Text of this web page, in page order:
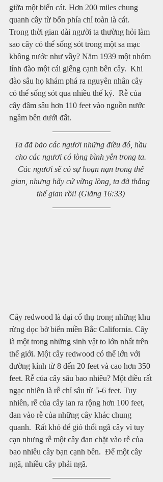
giữa một biển cát. Hơn 200 miles chung
quanh cây từ bốn phía chỉ toàn là cát.
Trong thời gian dài người ta thường hỏi làm
sao cây có thể sống sót trong một sa mạc
không nước như vầy? Năm 1939 một nhóm
lính đào một cái giếng cạnh bên cây.  Khi
đào sâu họ khám phá ra nguyên nhân cây
có thể sống sót qua nhiều thế kỷ.  Rễ của
cây đâm sâu hơn 110 feet vào nguồn nước
ngầm bên dưới đất.
Ta đã bảo các ngươi những điều đó, hầu
cho các ngươi có lòng bình yên trong ta.
Các ngươi sẽ có sự hoạn nạn trong thế
gian, nhưng hãy cứ vững lòng, ta đã thắng
thế gian rồi! (Giăng 16:33)
Cây redwood là đại cổ thụ trong những khu
rừng dọc bờ biển miền Bắc California. Cây
là một trong những sinh vật to lớn nhất trên
thế giới. Một cây redwood có thể lớn với
đường kính từ 8 đến 20 feet và cao hơn 350
feet. Rễ của cây sâu bao nhiêu? Một điều rất
ngạc nhiên là rễ chỉ sâu từ 5-6 feet. Tuy
nhiên, rễ của cây lan ra rộng hơn 100 feet,
đan vào rễ của những cây khác chung
quanh.  Rất khó để gió thổi ngã cây vì tuy
cạn nhưng rễ một cây đan chặt vào rễ của
bao nhiêu cây bạn cạnh bên.  Để một cây
ngã, nhiều cây phải ngã.